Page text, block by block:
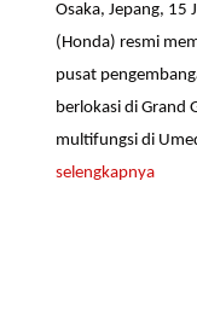
Osaka, Jepang, 15
(Honda) resmi
pusat
berlokasi di Grand
multifungsi di
selengkapnya